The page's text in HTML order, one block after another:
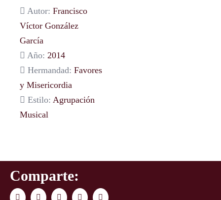
Autor: Francisco
Víctor González
García
Año: 2014
Hermandad: Favores
y Misericordia
Estilo: Agrupación
Musical
Comparte:
FacebookTwitter LinkedInWhatsAppCorreo